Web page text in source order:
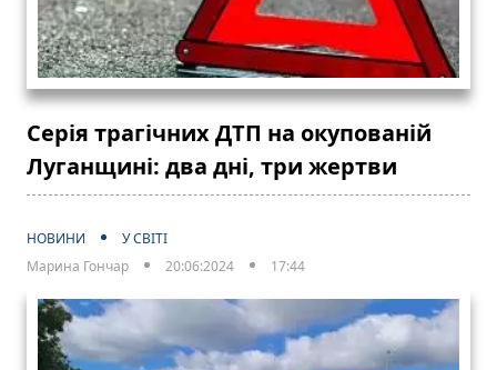
Серія трагічних ДТП на окупованій
Луганщині: два дні, три жертви
НОВИНИ
У СВІТІ
Марина Гончар
20:06:2024 17:44